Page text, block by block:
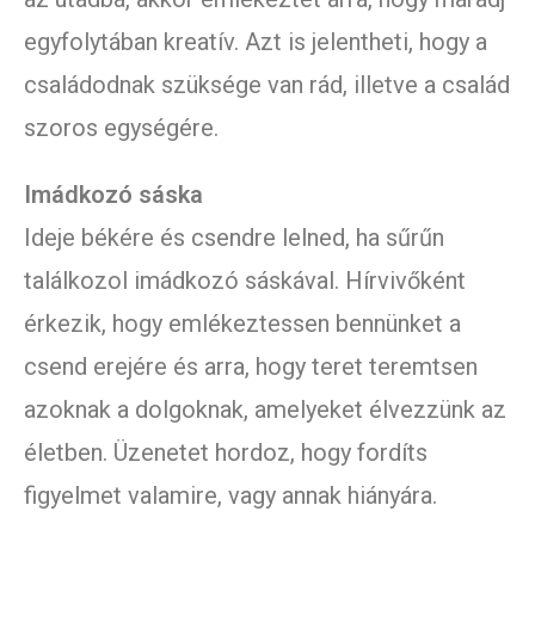
egyfolytában kreatív. Azt is jelentheti, hogy a
családodnak szüksége van rád, illetve a család
szoros egységére.
Imádkozó sáska
Ideje békére és csendre lelned, ha sűrűn
találkozol imádkozó sáskával. Hírvivőként
érkezik, hogy emlékeztessen bennünket a
csend erejére és arra, hogy teret teremtsen
azoknak a dolgoknak, amelyeket élvezzünk az
életben. Üzenetet hordoz, hogy fordíts
figyelmet valamire, vagy annak hiányára.